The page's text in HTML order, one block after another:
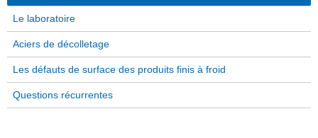
Le laboratoire
Aciers de décolletage
Les défauts de surface des produits finis à froid
Questions récurrentes